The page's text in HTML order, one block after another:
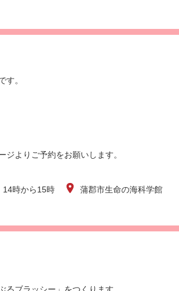
す。
よりご予約をお願いします。
時から15時 蒲郡市生命の海科学館